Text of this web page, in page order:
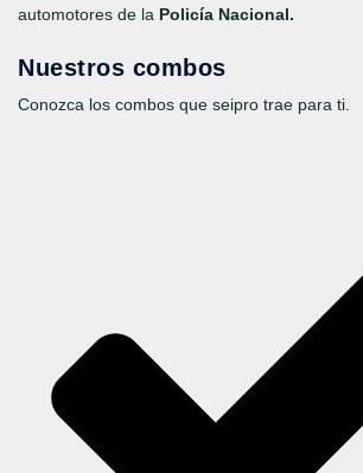
automotores de la Policía Nacional.
Nuestros combos
Conozca los combos que seipro trae para ti.